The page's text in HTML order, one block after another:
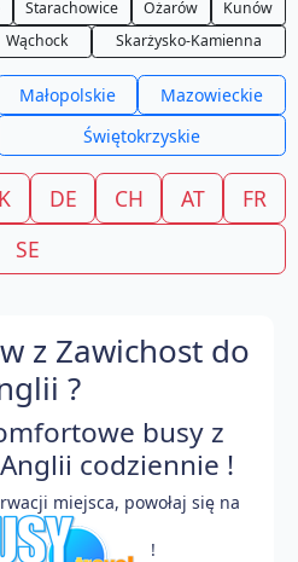
Starachowice Ożarów
Kunów
Wąchock Skarżysko-Kamienna
Małopolskie
Mazowieckie
Świętokrzyskie
DE CH AT
FR
SE
z Zawichost do
?
busy z
codziennie !
miejsca, powołaj się na
!